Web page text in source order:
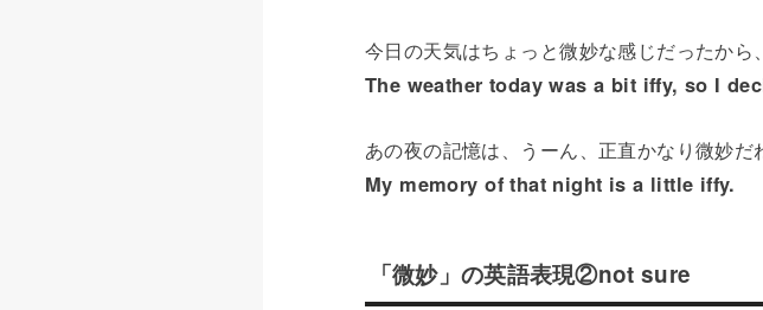
今日の天気はちょっと微妙な感じだったから
The weather today was a bit iffy, so I
あの夜の記憶は、うーん、正直かなり微妙だ
My memory of that night is a little iffy.
「微妙」の英語表現②not sure